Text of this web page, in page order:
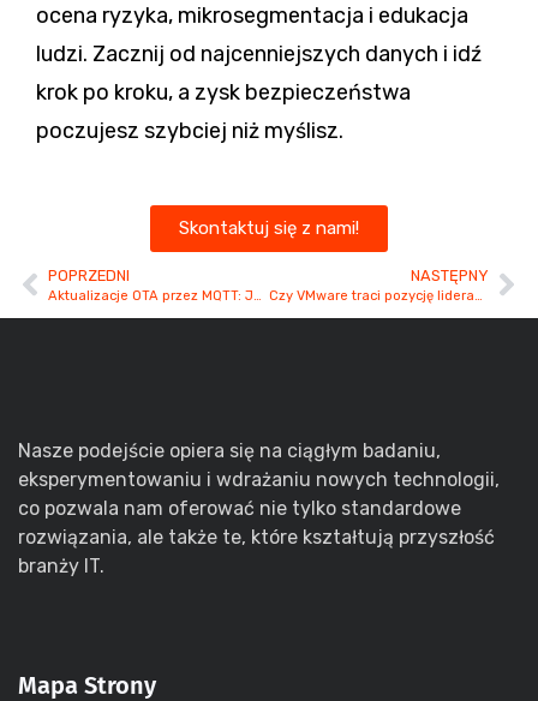
ocena ryzyka, mikrosegmentacja i edukacja
ludzi. Zacznij od najcenniejszych danych i idź
krok po kroku, a zysk bezpieczeństwa
poczujesz szybciej niż myślisz.
Skontaktuj się z nami!
POPRZEDNI
Aktualizacje OTA przez MQTT: Jak przesyłać firmware na urządzeniach IoT z ograniczonymi zasobami
NASTĘPNY
Czy VMware traci pozycję lidera? Poznaj alternatywę, która rośnie w siłę.
Nasze podejście opiera się na ciągłym badaniu,
eksperymentowaniu i wdrażaniu nowych technologii,
co pozwala nam oferować nie tylko standardowe
rozwiązania, ale także te, które kształtują przyszłość
branży IT.
Mapa Strony